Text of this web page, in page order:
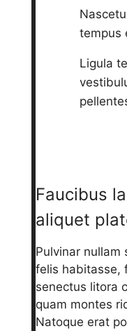
tempus
Ligula
Faucibus
aliquet
Pulvinar nullam
felis habitasse,
senectus litora
quam montes
Natoque erat